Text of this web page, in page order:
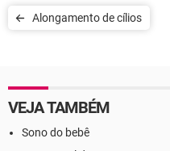
Alongamento de cílios
VEJA TAMBÉM
Sono do bebê